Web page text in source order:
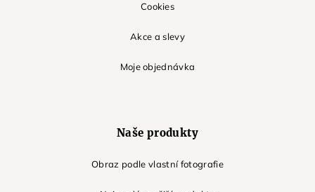
Cookies
Akce a slevy
Moje objednávka
Naše produkty
Obraz podle vlastní fotografie